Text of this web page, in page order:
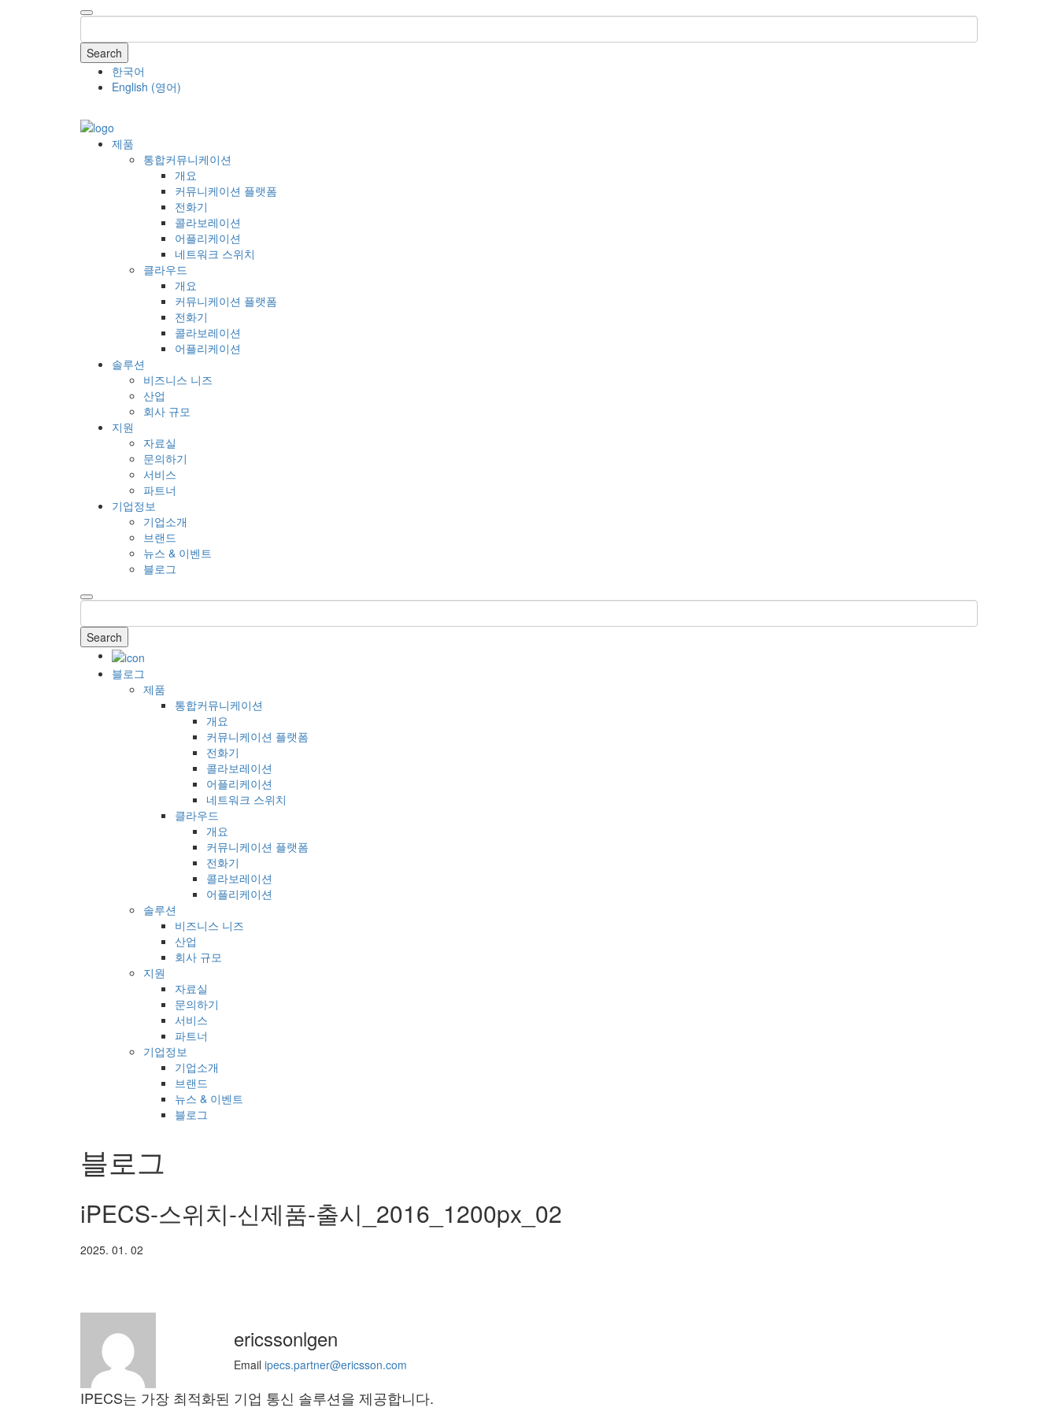
Search
한국어
English (영어)
제품
통합커뮤니케이션
개요
커뮤니케이션 플랫폼
전화기
콜라보레이션
어플리케이션
네트워크 스위치
클라우드
개요
커뮤니케이션 플랫폼
전화기
콜라보레이션
어플리케이션
솔루션
비즈니스 니즈
산업
회사 규모
지원
자료실
문의하기
서비스
파트너
기업정보
기업소개
브랜드
뉴스 & 이벤트
블로그
Search
블로그
제품
통합커뮤니케이션
개요
커뮤니케이션 플랫폼
전화기
콜라보레이션
어플리케이션
네트워크 스위치
클라우드
개요
커뮤니케이션 플랫폼
전화기
콜라보레이션
어플리케이션
솔루션
비즈니스 니즈
산업
회사 규모
지원
자료실
문의하기
서비스
파트너
기업정보
기업소개
브랜드
뉴스 & 이벤트
블로그
블로그
iPECS-스위치-신제품-출시_2016_1200px_02
2025. 01. 02
ericssonlgen
Email ipecs.partner@ericsson.com
IPECS는 가장 최적화된 기업 통신 솔루션을 제공합니다.